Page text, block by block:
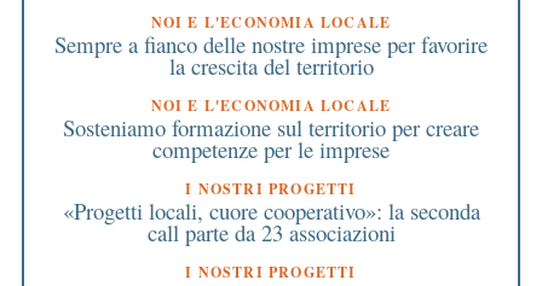
NOI E L'ECONOMIA LOCALE
Sempre a fianco delle nostre imprese per favorire
la crescita del territorio
NOI E L'ECONOMIA LOCALE
Sosteniamo formazione sul territorio per creare
competenze per le imprese
I NOSTRI PROGETTI
«Progetti locali, cuore cooperativo»: la seconda
call parte da 23 associazioni
I NOSTRI PROGETTI